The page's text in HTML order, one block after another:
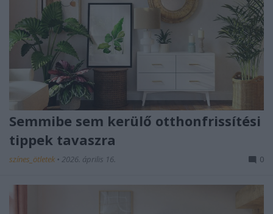
Semmibe sem kerülő otthonfrissítési
tippek tavaszra
színes_ötletek • 2026. április 16. 0